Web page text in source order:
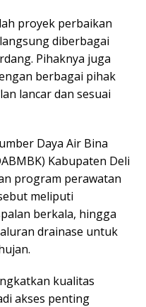
proyek perbaikan
diberbagai
Pihaknya juga
berbagai pihak
lancar dan sesuai
Daya Air Bina
Kabupaten Deli
program perawatan
meliputi
berkala, hingga
drainase untuk
kualitas
akses penting